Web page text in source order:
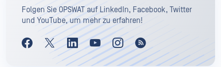
Folgen Sie OPSWAT auf LinkedIn, Facebook, Twitter
und YouTube, um mehr zu erfahren!